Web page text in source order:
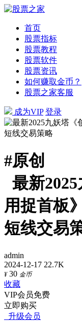
首页
股票指标
股票教程
股票软件
股票资讯
如何赚取金币？
股票之家客服
成为VIP 登录
#原创
最新
用捉首板
短线交易
admin
2024-12-17 22.7K
¥ 30 金币
收藏
VIP会员免费
立即购买
升级会员